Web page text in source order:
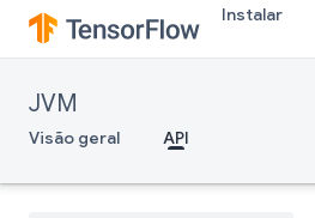
Instalar
JVM
Visão geral API
OutfeedDequeueTuple
OutfeedDequeueV2
OutfeedEnqueueTuple
PartitionedInput